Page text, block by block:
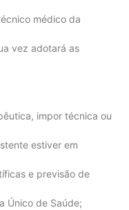
médico da
vez adotará as
impor técnica ou
estiver em
e previsão de
Único de Saúde;